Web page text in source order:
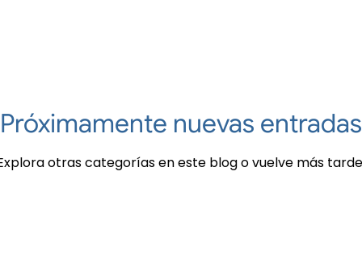
Próximamente nuevas entradas
otras categorías en este blog o vuelve más